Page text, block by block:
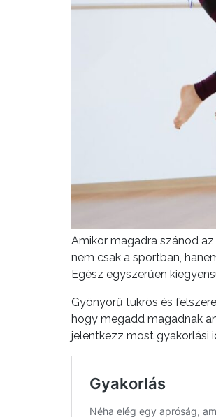
Amikor magadra szánod
nem csak a sportban,
Egész egyszerűen
Gyönyörű tükrös és
hogy megadd magadnak
jelentkezz most gyakorlási